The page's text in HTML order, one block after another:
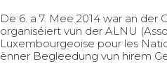
De 6. a 7. Mee 2014 war an
organiséiert vun der ALNU
Luxembourgeoise pour les
ënner Begleedung vun hirem